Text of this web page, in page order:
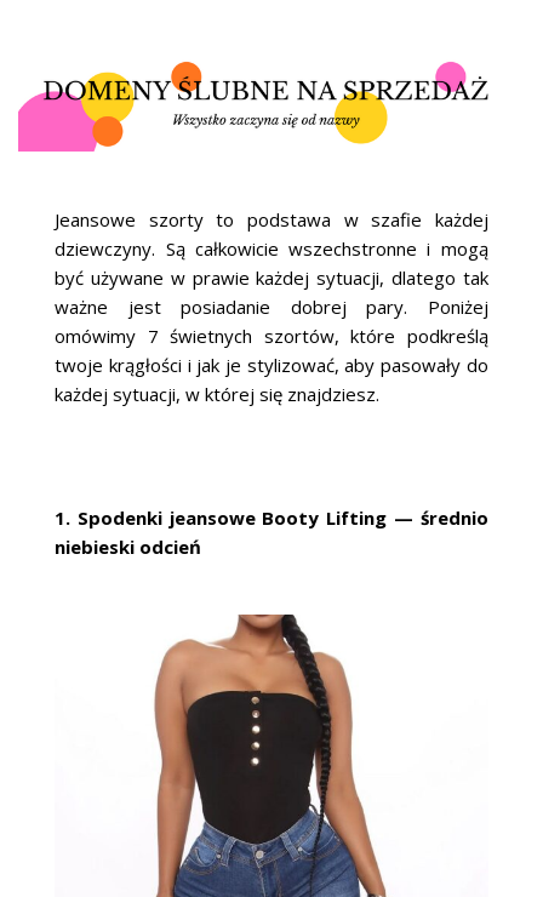
Jeansowe szorty to podstawa w szafie każdej
dziewczyny. Są całkowicie wszechstronne i mogą
być używane w prawie każdej sytuacji, dlatego tak
ważne jest posiadanie dobrej pary. Poniżej
omówimy 7 świetnych szortów, które podkreślą
twoje krągłości i jak je stylizować, aby pasowały do
każdej sytuacji, w której się znajdziesz.
1. Spodenki jeansowe Booty Lifting — średnio
niebieski odcień